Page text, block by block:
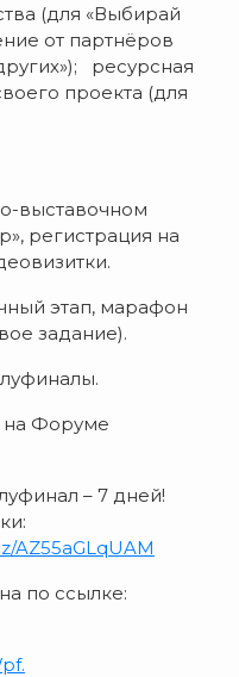
(для «Выбирай
от партнёров
ресурсная
проекта (для
выставочном
регистрация на
этап, марафон
задание).
на Форуме
– 7 дней!
AZ55aGLqUAM
по ссылке: